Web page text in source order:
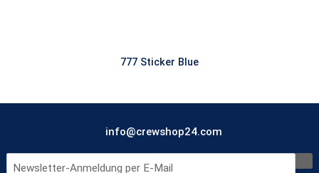
777 Sticker Blue
info@crewshop24.com